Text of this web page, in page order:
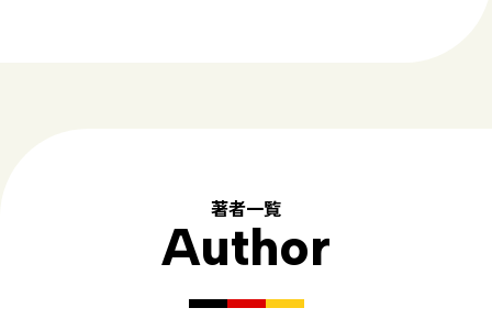
著者一覧
Author